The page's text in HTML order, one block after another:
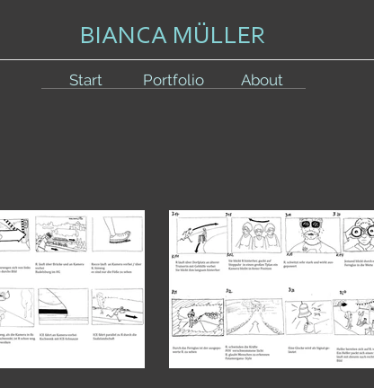
BIANCA MÜLLER
Start Portfolio About